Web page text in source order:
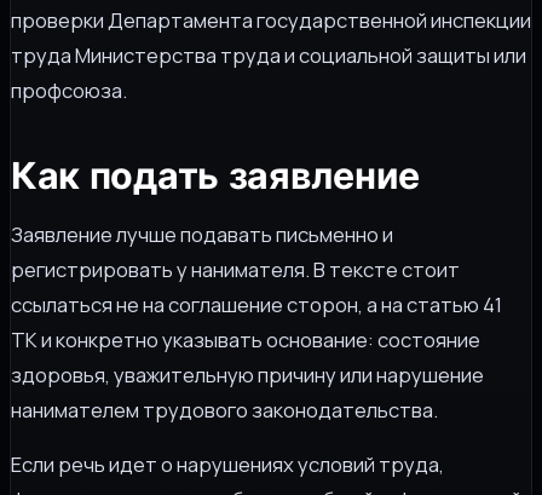
проверки Департамента государственной инспекции
труда Министерства труда и социальной защиты или
профсоюза.
Как подать заявление
Заявление лучше подавать письменно и
регистрировать у нанимателя. В тексте стоит
ссылаться не на соглашение сторон, а на статью 41
ТК и конкретно указывать основание: состояние
здоровья, уважительную причину или нарушение
нанимателем трудового законодательства.
Если речь идет о нарушениях условий труда,